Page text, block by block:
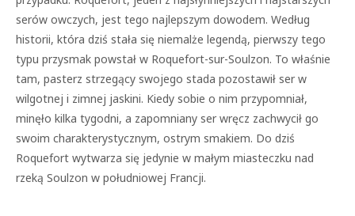
serów owczych, jest tego najlepszym dowodem. Według
historii, która dziś stała się niemalże legendą, pierwszy tego
typu przysmak powstał w Roquefort-sur-Soulzon. To właśnie
tam, pasterz strzegący swojego stada pozostawił ser w
wilgotnej i zimnej jaskini. Kiedy sobie o nim przypomniał,
minęło kilka tygodni, a zapomniany ser wręcz zachwycił go
swoim charakterystycznym, ostrym smakiem. Do dziś
Roquefort wytwarza się jedynie w małym miasteczku nad
rzeką Soulzon w południowej Francji.